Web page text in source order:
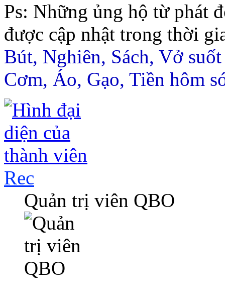
Ps: Những ủng hộ từ phát
được cập nhật trong thời
Bút, Nghiên, Sách, Vở
Cơm, Áo, Gạo, Tiền hôm
Rec
Quản trị viên QBO